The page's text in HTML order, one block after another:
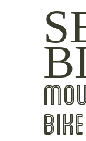
BIKE